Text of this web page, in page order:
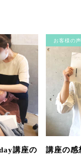
講座の
お客様の
講座の感